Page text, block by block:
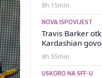
8h 15min
NOVA ISPOVIJEST
Travis Barker
Kardashian
8h 55min
USKORO NA SFF-U